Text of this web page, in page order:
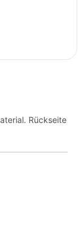
Rückseite